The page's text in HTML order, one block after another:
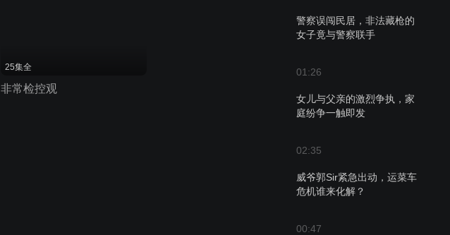
警察误闯民居，非法藏枪的
女子竟与警察联手
01:26
女儿与父亲的激烈争执，家
庭纷争一触即发
02:35
威爷郭Sir紧急出动，运菜车
危机谁来化解？
00:47
25集全
非常检控观